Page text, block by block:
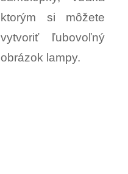
ktorým si môžete
vytvoriť ľubovoľný
obrázok lampy.